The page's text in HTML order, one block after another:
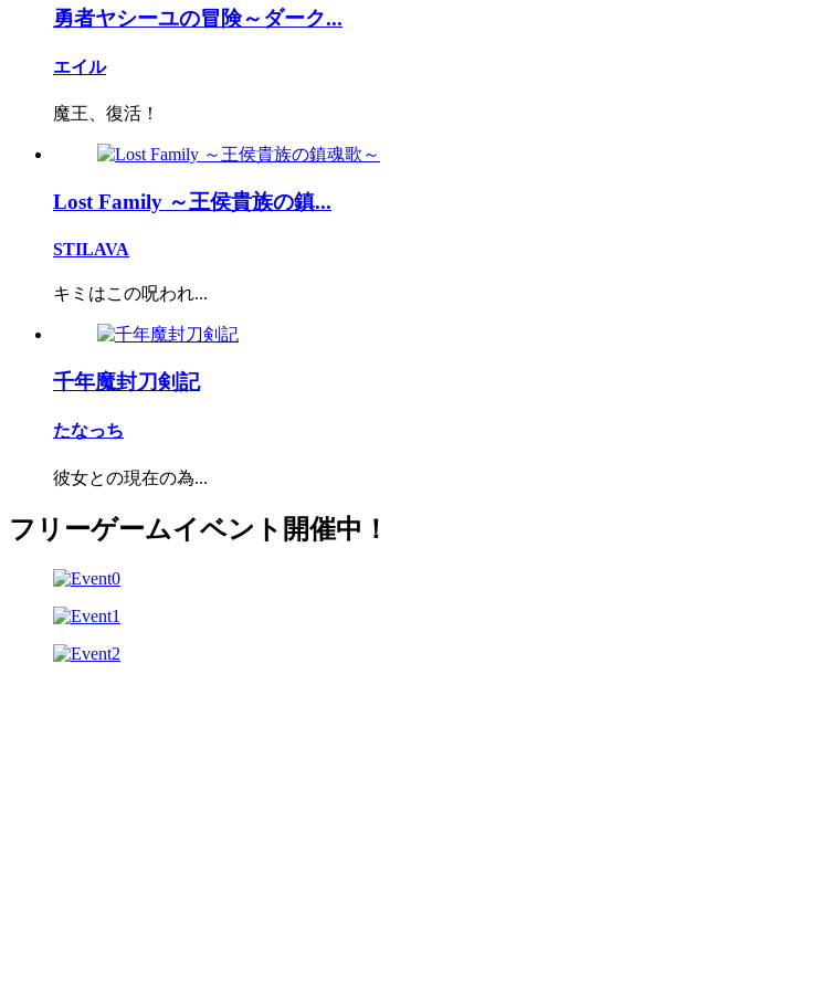
勇者ヤシーユの冒険～ダーク...
エイル
魔王、復活！
Lost Family ～王侯貴族の鎮...
STILAVA
キミはこの呪われ...
千年魔封刀剣記
たなっち
彼女との現在の為...
フリーゲームイベント開催中！